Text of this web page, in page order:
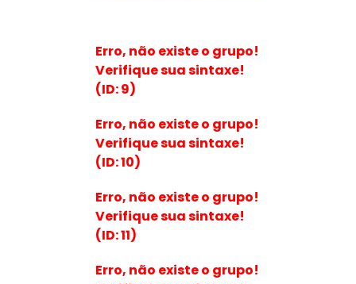
Erro, não existe o grupo!
Verifique sua sintaxe!
(ID: 9)
Erro, não existe o grupo!
Verifique sua sintaxe!
(ID: 10)
Erro, não existe o grupo!
Verifique sua sintaxe!
(ID: 11)
Erro, não existe o grupo!